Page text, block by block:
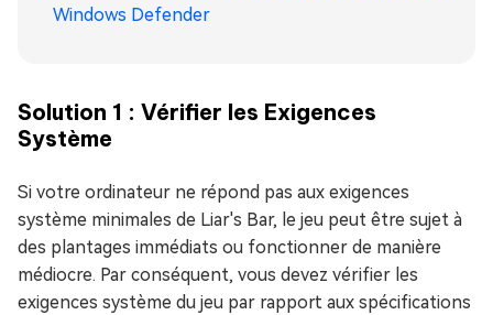
Windows Defender
Solution 1 : Vérifier les Exigences
Système
Si votre ordinateur ne répond pas aux exigences
système minimales de Liar's Bar, le jeu peut être sujet à
des plantages immédiats ou fonctionner de manière
médiocre. Par conséquent, vous devez vérifier les
exigences système du jeu par rapport aux spécifications